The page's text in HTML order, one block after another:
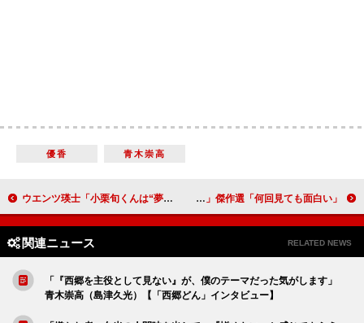
優香 青木崇高
ウエンツ瑛士「小栗旬くんは“夢友”」 「１００万円近くかけて舞台見にきてくれた」 長澤まさみが石黒賢を罠にかける！ 「コンフィデンスマンＪＰ」傑作選「何回見ても面白い」
関連ニュース RELATED NEWS
「『西郷を主役として見ない』が、僕のテーマだった気がします」
青木崇高（島津久光）【「西郷どん」インタビュー】